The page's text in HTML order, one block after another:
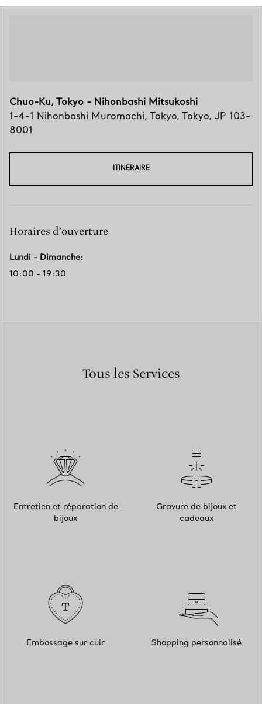
Chuo-Ku, Tokyo - Nihonbashi Mitsukoshi
1-4-1 Nihonbashi Muromachi, Tokyo, Tokyo, JP 103-
8001
ITINÉRAIRE
Horaires d’ouverture
Lundi - Dimanche:
10:00 - 19:30
Tous les Services
Entretien et réparation de
bijoux
Gravure de bijoux et
cadeaux
Embossage sur cuir Shopping personnalisé